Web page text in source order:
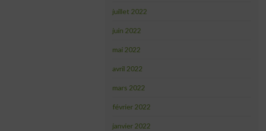
juillet 2022
juin 2022
mai 2022
avril 2022
mars 2022
février 2022
janvier 2022